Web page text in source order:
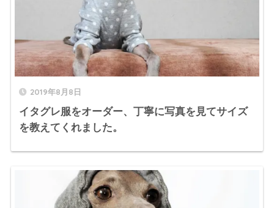
2019年8月8日
イタグレ服をオーダー、丁寧に写真を見てサイズ
を教えてくれました。